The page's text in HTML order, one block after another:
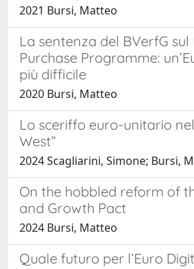
2021 Bursi, Matteo
La sentenza del BVerfG sul
Purchase Programme:
più difficile
2020 Bursi, Matteo
Lo sceriffo euro-unitario
West”
2024 Scagliarini, Simone; Bursi,
On the hobbled reform of
and Growth Pact
2024 Bursi, Matteo
Quale futuro per l’Euro